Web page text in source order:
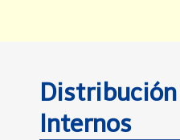
Internos